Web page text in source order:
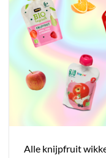
Alle knijpfruit